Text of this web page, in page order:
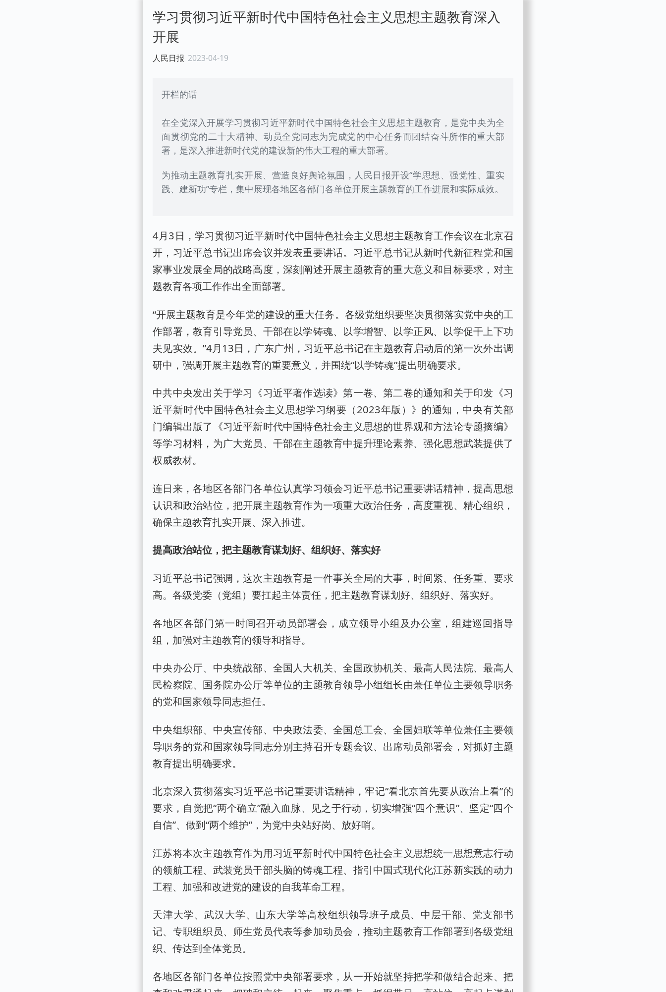
学习贯彻习近平新时代中国特色社会主义思想主题教育深入
开展
人民日报 2023-04-19
开栏的话
在全党深入开展学习贯彻习近平新时代中国特色社会主义思想主题教育，是党中央为全
面贯彻党的二十大精神、动员全党同志为完成党的中心任务而团结奋斗所作的重大部
署，是深入推进新时代党的建设新的伟大工程的重大部署。
为推动主题教育扎实开展、营造良好舆论氛围，人民日报开设“学思想、强党性、重实
践、建新功”专栏，集中展现各地区各部门各单位开展主题教育的工作进展和实际成效。
4月3日，学习贯彻习近平新时代中国特色社会主义思想主题教育工作会议在北京召
开，习近平总书记出席会议并发表重要讲话。习近平总书记从新时代新征程党和国
家事业发展全局的战略高度，深刻阐述开展主题教育的重大意义和目标要求，对主
题教育各项工作作出全面部署。
“开展主题教育是今年党的建设的重大任务。各级党组织要坚决贯彻落实党中央的工
作部署，教育引导党员、干部在以学铸魂、以学增智、以学正风、以学促干上下功
夫见实效。”4月13日，广东广州，习近平总书记在主题教育启动后的第一次外出调
研中，强调开展主题教育的重要意义，并围绕“以学铸魂”提出明确要求。
中共中央发出关于学习《习近平著作选读》第一卷、第二卷的通知和关于印发《习
近平新时代中国特色社会主义思想学习纲要（2023年版）》的通知，中央有关部
门编辑出版了《习近平新时代中国特色社会主义思想的世界观和方法论专题摘编》
等学习材料，为广大党员、干部在主题教育中提升理论素养、强化思想武装提供了
权威教材。
连日来，各地区各部门各单位认真学习领会习近平总书记重要讲话精神，提高思想
认识和政治站位，把开展主题教育作为一项重大政治任务，高度重视、精心组织，
确保主题教育扎实开展、深入推进。
提高政治站位，把主题教育谋划好、组织好、落实好
习近平总书记强调，这次主题教育是一件事关全局的大事，时间紧、任务重、要求
高。各级党委（党组）要扛起主体责任，把主题教育谋划好、组织好、落实好。
各地区各部门第一时间召开动员部署会，成立领导小组及办公室，组建巡回指导
组，加强对主题教育的领导和指导。
中央办公厅、中央统战部、全国人大机关、全国政协机关、最高人民法院、最高人
民检察院、国务院办公厅等单位的主题教育领导小组组长由兼任单位主要领导职务
的党和国家领导同志担任。
中央组织部、中央宣传部、中央政法委、全国总工会、全国妇联等单位兼任主要领
导职务的党和国家领导同志分别主持召开专题会议、出席动员部署会，对抓好主题
教育提出明确要求。
北京深入贯彻落实习近平总书记重要讲话精神，牢记“看北京首先要从政治上看”的
要求，自觉把“两个确立”融入血脉、见之于行动，切实增强“四个意识”、坚定“四个
自信”、做到“两个维护”，为党中央站好岗、放好哨。
江苏将本次主题教育作为用习近平新时代中国特色社会主义思想统一思想意志行动
的领航工程、武装党员干部头脑的铸魂工程、指引中国式现代化江苏新实践的动力
工程、加强和改进党的建设的自我革命工程。
天津大学、武汉大学、山东大学等高校组织领导班子成员、中层干部、党支部书
记、专职组织员、师生党员代表等参加动员会，推动主题教育工作部署到各级党组
织、传达到全体党员。
各地区各部门各单位按照党中央部署要求，从一开始就坚持把学和做结合起来、把